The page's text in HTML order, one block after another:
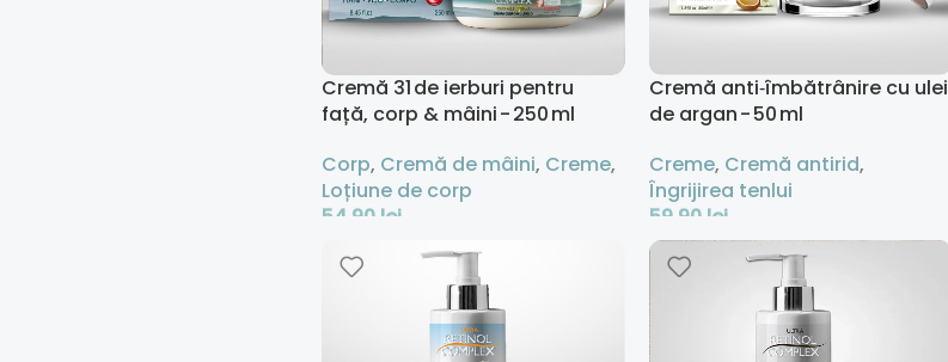
Cremă 31 de ierburi pentru
față, corp & mâini - 250 ml
Corp, Cremă de mâini, Creme,
Loțiune de corp
54,90 lei
Adaugă În Coș
Cremă anti‑îmbătrânire cu ulei
de argan - 50 ml
Creme, Cremă antirid,
Îngrijirea tenlui
59,90 lei
Adaugă În Coș